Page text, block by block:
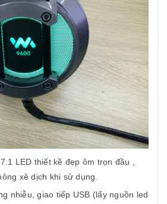
7.1 LED thiết kề đẹp ôm trọn đầu ,
xê dịch khi sử dụng.
nhiễu, giao tiếp USB (lấy nguồn led